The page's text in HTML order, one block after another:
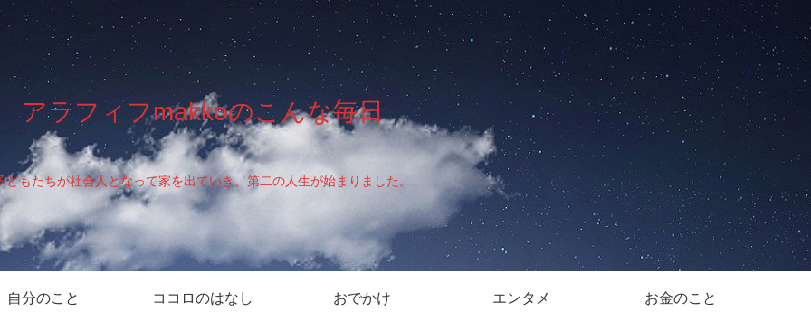
アラフィフmakkoのこんな毎日
どもたちが社会人となって家を出ていき、第二の人生が始まりました。
自分のこと ココロのはなし おでかけ エンタメ お金のこと